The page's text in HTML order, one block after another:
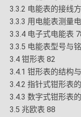
3.3.2 电能表的接线
3.3.3 用电能表测量
3.3.4 电子式电能表
3.3.5 电能表型号与
3.4 钳形表 82
3.4.1 钳形表的结构
3.4.2 指针式钳形表
3.4.3 数字式钳形表
3.5 兆欧表 88